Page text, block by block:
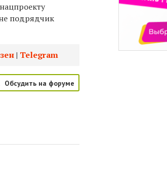
подрядчик
| Telegram
Обсудить на форуме